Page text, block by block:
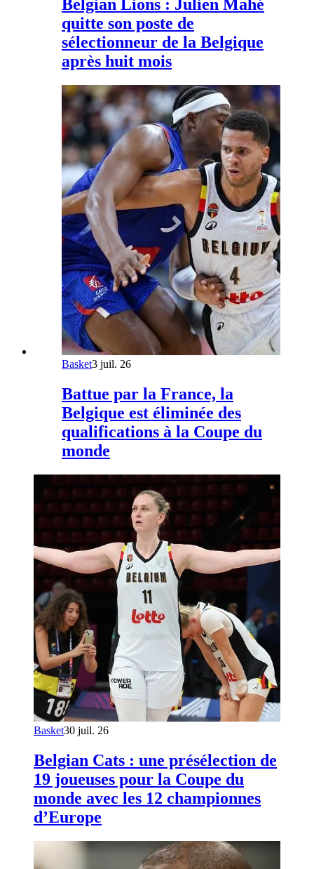
Belgian Lions : Julien Mahé
quitte son poste de
sélectionneur de la Belgique
après huit mois
Basket3 juil. 26
Battue par la France, la
Belgique est éliminée des
qualifications à la Coupe du
monde
Basket30 juil. 26
Belgian Cats : une présélection de
19 joueuses pour la Coupe du
monde avec les 12 championnes
d’Europe